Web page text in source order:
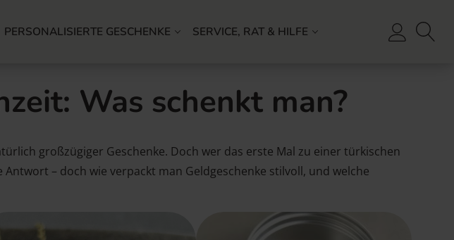
PERSONALISIERTE GESCHENKE SERVICE, RAT & HILFE
Was schenkt man?
großzügiger Geschenke. Doch wer das erste Mal zu einer türkischen
– doch wie verpackt man Geldgeschenke stilvoll, und welche